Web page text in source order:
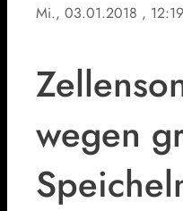
Mi., 03.01.2018 ,
wegen